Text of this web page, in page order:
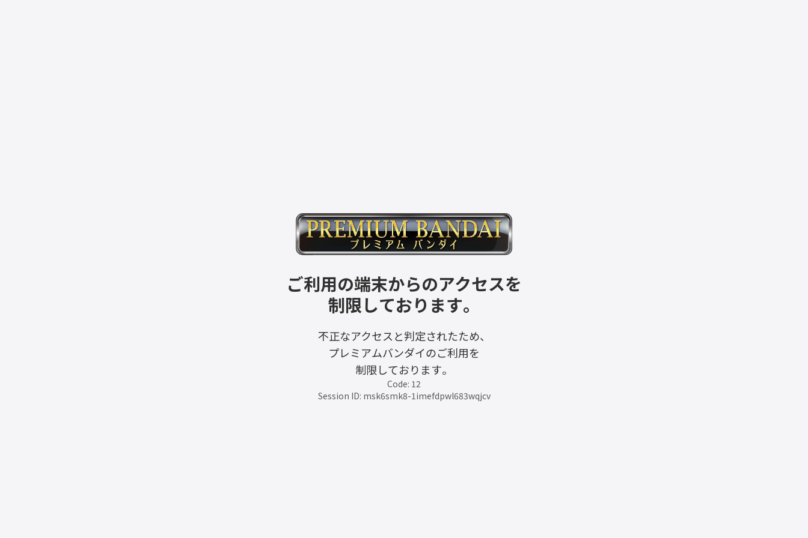
ご利用の端末からのアクセスを
制限しております。
不正なアクセスと判定されたため、
プレミアムバンダイのご利用を
制限しております。
Code: 12
Session ID: msk6smk8-1imefdpwl683wqjcv